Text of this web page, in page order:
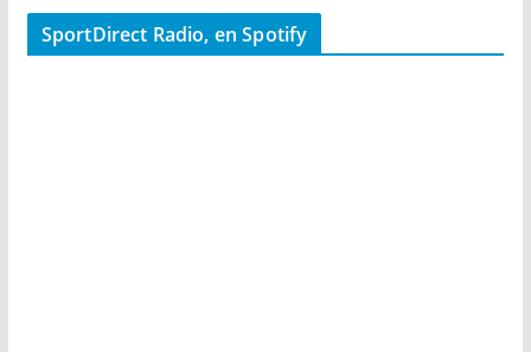
SportDirect Radio, en Spotify